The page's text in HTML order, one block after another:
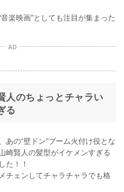
楽映画”としても注目が集まった
AD
人のちょっとチャラい
る
あの“壁ドン”ブーム火付け役とな
崎賢人の髪型がイケメンすぎる
た！！
チェンしてチャラチャラでも格